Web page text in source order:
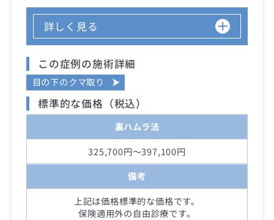
詳しく見る
この症例の施術詳細
目の下のクマ取り
標準的な価格（税込）
裏ハムラ法
325,700円～397,100円
備考
上記は価格標準的な価格です。
保険適用外の自由診療です。